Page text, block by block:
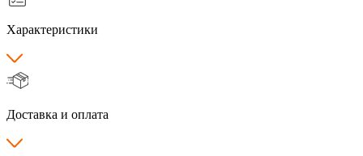
Характеристики
Доставка и оплата